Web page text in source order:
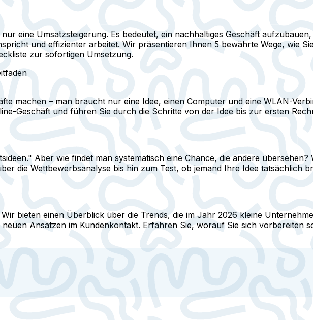
eine Umsatzsteigerung. Es bedeutet, ein nachhaltiges Geschäft
und effizienter arbeitet. Wir präsentieren Ihnen 5 bewährte Wege, wie
zur sofortigen Umsetzung.
machen – man braucht nur eine Idee, einen Computer und eine WLAN-
Geschäft und führen Sie durch die Schritte von der Idee bis zur ersten
Aber wie findet man systematisch eine Chance, die andere übersehen?
die Wettbewerbsanalyse bis hin zum Test, ob jemand Ihre Idee tatsächlich
bieten einen Überblick über die Trends, die im Jahr 2026 kleine
Ansätzen im Kundenkontakt. Erfahren Sie, worauf Sie sich vorbereiten